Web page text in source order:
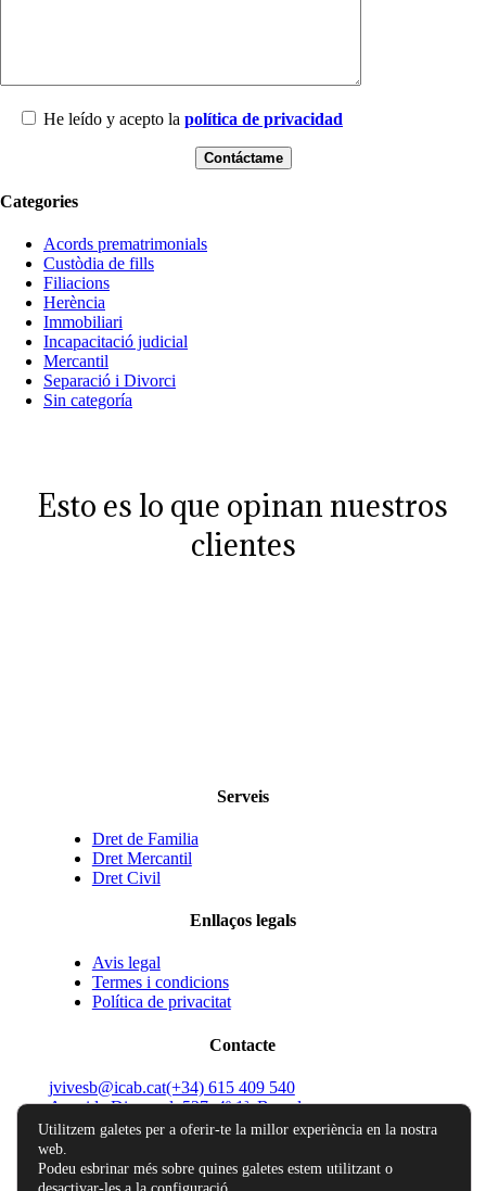
He leído y acepto la política de privacidad
Categories
Acords prematrimonials
Custòdia de fills
Filiacions
Herència
Immobiliari
Incapacitació judicial
Mercantil
Separació i Divorci
Sin categoría
Esto es lo que opinan nuestros
clientes
Serveis
Dret de Familia
Dret Mercantil
Dret Civil
Enllaços legals
Avis legal
Termes i condicions
Política de privacitat
Contacte
jvivesb@icab.cat(+34) 615 409 540
Avenida Diagonal, 527, 4º 1ª, Barcelona
Utilitzem galetes per a oferir-te la millor experiència en la nostra
web.
Podeu esbrinar més sobre quines galetes estem utilitzant o